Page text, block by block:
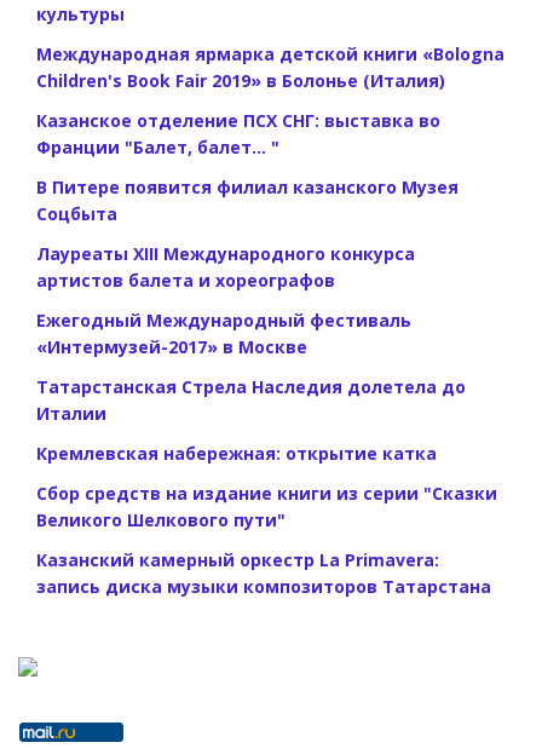
культуры
Международная ярмарка детской книги «Bologna
Children's Book Fair 2019» в Болонье (Италия)
Казанское отделение ПСХ СНГ: выставка во
Франции "Балет, балет... "
В Питере появится филиал казанского Музея
Соцбыта
Лауреаты XIII Международного конкурса
артистов балета и хореографов
Ежегодный Международный фестиваль
«Интермузей-2017» в Москве
Татарстанская Стрела Наследия долетела до
Италии
Кремлевская набережная: открытие катка
Сбор средств на издание книги из серии "Сказки
Великого Шелкового пути"
Казанский камерный оркестр La Primavera:
запись диска музыки композиторов Татарстана